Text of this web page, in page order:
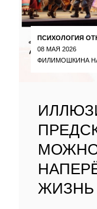
ПСИХОЛОГИЯ
08 МАЯ 2026
ФИЛИМОШКИНА
МОЖНО
ЖИЗНЬ